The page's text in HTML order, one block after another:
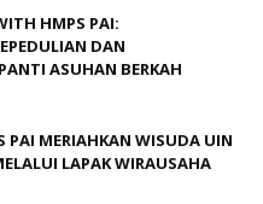
HMPS PAI:
DAN
ASUHAN BERKAH
PAI MERIAHKAN WISUDA UIN
LAPAK WIRAUSAHA